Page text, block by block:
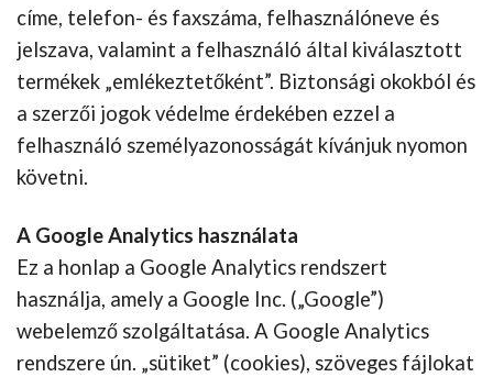
címe, telefon- és faxszáma, felhasználóneve és
jelszava, valamint a felhasználó által kiválasztott
termékek „emlékeztetőként”. Biztonsági okokból és
a szerzői jogok védelme érdekében ezzel a
felhasználó személyazonosságát kívánjuk nyomon
követni.
A Google Analytics használata
Ez a honlap a Google Analytics rendszert
használja, amely a Google Inc. („Google”)
webelemző szolgáltatása. A Google Analytics
rendszere ún. „sütiket” (cookies), szöveges fájlokat